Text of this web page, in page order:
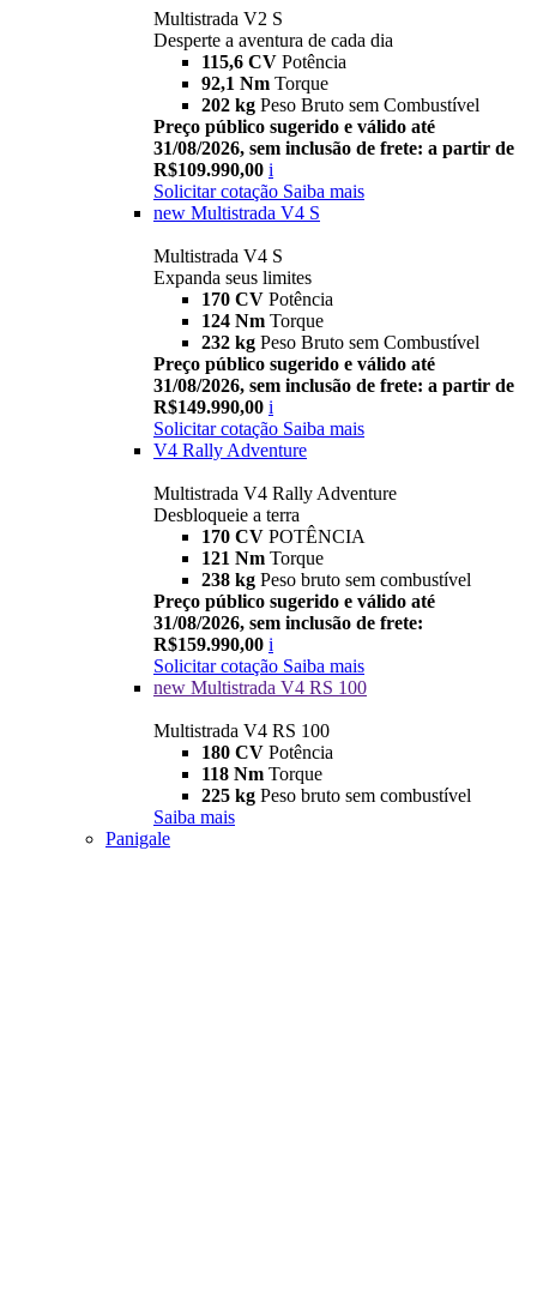
Multistrada V2 S
Desperte a aventura de cada dia
115,6 CV Potência
92,1 Nm Torque
202 kg Peso Bruto sem Combustível
Preço público sugerido e válido até
31/08/2026, sem inclusão de frete: a partir de
R$109.990,00 i
Solicitar cotação Saiba mais
new Multistrada V4 S
Multistrada V4 S
Expanda seus limites
170 CV Potência
124 Nm Torque
232 kg Peso Bruto sem Combustível
Preço público sugerido e válido até
31/08/2026, sem inclusão de frete: a partir de
R$149.990,00 i
Solicitar cotação Saiba mais
V4 Rally Adventure
Multistrada V4 Rally Adventure
Desbloqueie a terra
170 CV POTÊNCIA
121 Nm Torque
238 kg Peso bruto sem combustível
Preço público sugerido e válido até
31/08/2026, sem inclusão de frete:
R$159.990,00 i
Solicitar cotação Saiba mais
new Multistrada V4 RS 100
Multistrada V4 RS 100
180 CV Potência
118 Nm Torque
225 kg Peso bruto sem combustível
Saiba mais
Panigale